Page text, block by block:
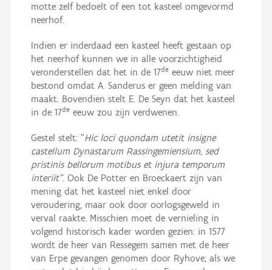
motte zelf bedoelt of een tot kasteel omgevormd
neerhof.
Indien er inderdaad een kasteel heeft gestaan op
het neerhof kunnen we in alle voorzichtigheid
veronderstellen dat het in de 17de eeuw niet meer
bestond omdat A. Sanderus er geen melding van
maakt. Bovendien stelt E. De Seyn dat het kasteel
in de 17de eeuw zou zijn verdwenen.
Gestel stelt: “Hic loci quondam utetit insigne
castellum Dynastarum Rassingemiensium, sed
pristinis bellorum motibus et injura temporum
interiit”. Ook De Potter en Broeckaert zijn van
mening dat het kasteel niet enkel door
veroudering, maar ook door oorlogsgeweld in
verval raakte. Misschien moet de vernieling in
volgend historisch kader worden gezien: in 1577
wordt de heer van Ressegem samen met de heer
van Erpe gevangen genomen door Ryhove; als we